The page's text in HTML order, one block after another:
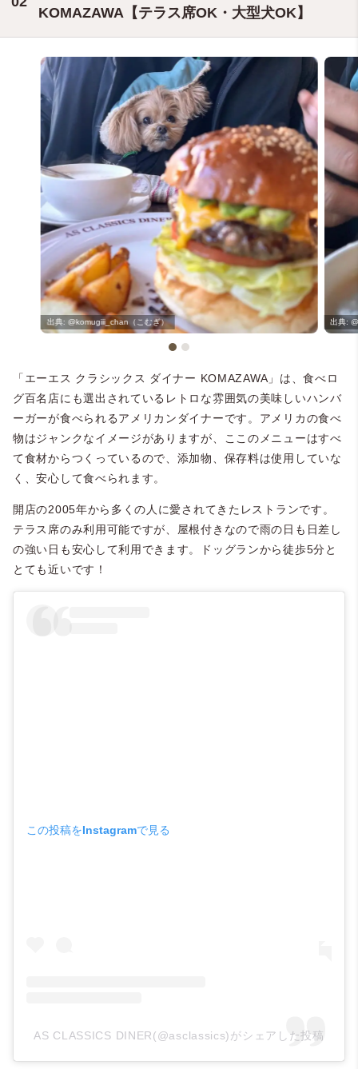
KOMAZAWA【テラス席OK・大型犬OK】
@komugiii_chan（こむぎ）
「エーエス クラシックス ダイナー KOMAZAWA」は、食べロ
グ百名店にも選出されているレトロな雰囲気の美味しいハンバ
ーガーが食べられるアメリカンダイナーです。アメリカの食べ
物はジャンクなイメージがありますが、ここのメニューはすべ
て食材からつくっているので、添加物、保存料は使用していな
く、安心して食べられます。
開店の2005年から多くの人に愛されてきたレストランです。
テラス席のみ利用可能ですが、屋根付きなので雨の日も日差し
の強い日も安心して利用できます。ドッグランから徒歩5分と
とても近いです！
この投稿をInstagramで見る
AS CLASSICS DINER(@asclassics)がシェアした投稿